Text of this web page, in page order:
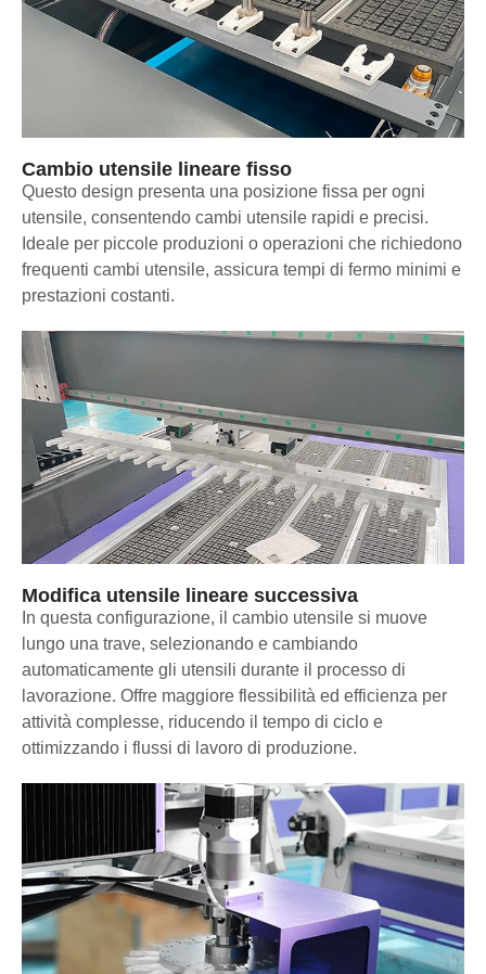
Cambio utensile lineare fisso
Questo design presenta una posizione fissa per ogni
utensile, consentendo cambi utensile rapidi e precisi.
Ideale per piccole produzioni o operazioni che richiedono
frequenti cambi utensile, assicura tempi di fermo minimi e
prestazioni costanti.
Modifica utensile lineare successiva
In questa configurazione, il cambio utensile si muove
lungo una trave, selezionando e cambiando
automaticamente gli utensili durante il processo di
lavorazione. Offre maggiore flessibilità ed efficienza per
attività complesse, riducendo il tempo di ciclo e
ottimizzando i flussi di lavoro di produzione.